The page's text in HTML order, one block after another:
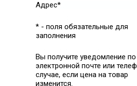
Адрес*
* - поля обязательные для
заполнения
Вы получите уведомление по
электронной почте или
случае, если цена на товар
изменится.